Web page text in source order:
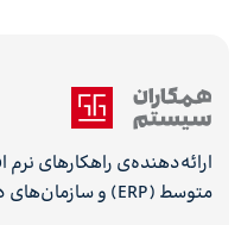
ارائه‌دهنده‌ی راهکارهای
متوسط (ERP) و سازمان‌های دولتی